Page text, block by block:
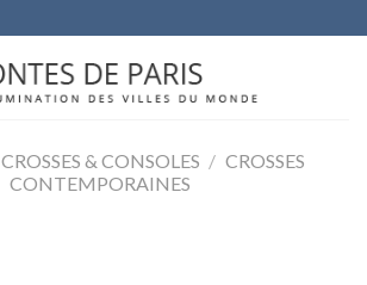
CROSSES & CONSOLES / CROSSES
CONTEMPORAINES